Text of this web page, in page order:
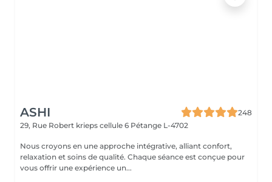
ASHI
248
29, Rue Robert krieps cellule 6 Pétange L-4702
Nous croyons en une approche intégrative, alliant confort,
relaxation et soins de qualité. Chaque séance est conçue pour
vous offrir une expérience un...